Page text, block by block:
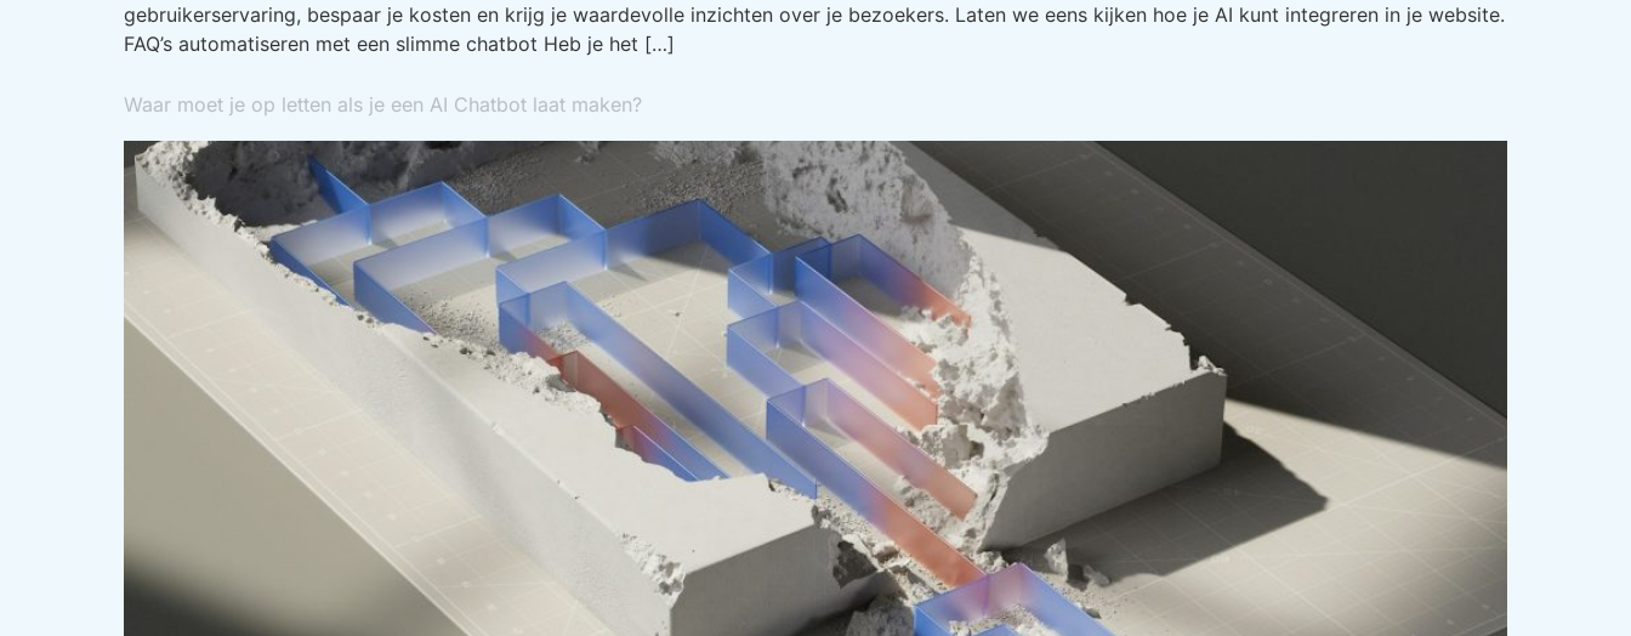
gebruikerservaring, bespaar je kosten en krijg je waardevolle inzichten over je bezoekers. Laten we eens kijken hoe je AI kunt integreren in je website.
FAQ’s automatiseren met een slimme chatbot Heb je het […]
Waar moet je op letten als je een AI Chatbot laat maken?